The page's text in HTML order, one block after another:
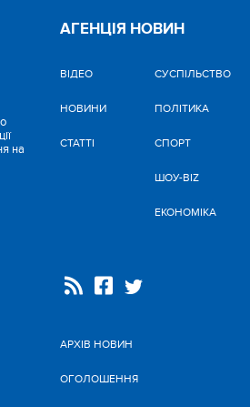
на
АГЕНЦІЯ НОВИН
ВІДЕО
НОВИНИ
СТАТТІ
CУСПІЛЬСТВО
ПОЛІТИКА
СПОРТ
ШОУ-BIZ
ЕКОНОМІКА
АРХІВ НОВИН
ОГОЛОШЕННЯ